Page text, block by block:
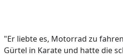
"Er liebte es, Motorrad zu
Gürtel in Karate und hatte die